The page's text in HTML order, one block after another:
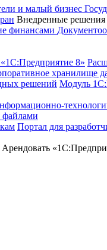
и малый бизнес
Внедренные решения
финансами
8»
хранилище
решений Модуль
файлами
Портал для
Арендовать